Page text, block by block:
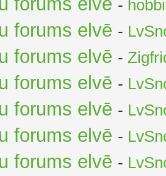
-
forums elvē -
forums elvē -
forums elvē -
forums elvē -
forums elvē -
forums elvē -